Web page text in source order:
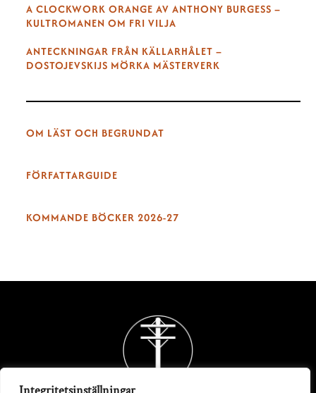
A CLOCKWORK ORANGE AV ANTHONY BURGESS –
KULTROMANEN OM FRI VILJA
ANTECKNINGAR FRÅN KÄLLARHÅLET –
DOSTOJEVSKIJS MÖRKA MÄSTERVERK
OM LÄST OCH BEGRUNDAT
FÖRFATTARGUIDE
KOMMANDE BÖCKER 2026-27
Back
To